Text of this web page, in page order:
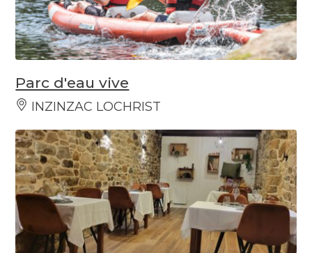
Parc d'eau vive
INZINZAC LOCHRIST